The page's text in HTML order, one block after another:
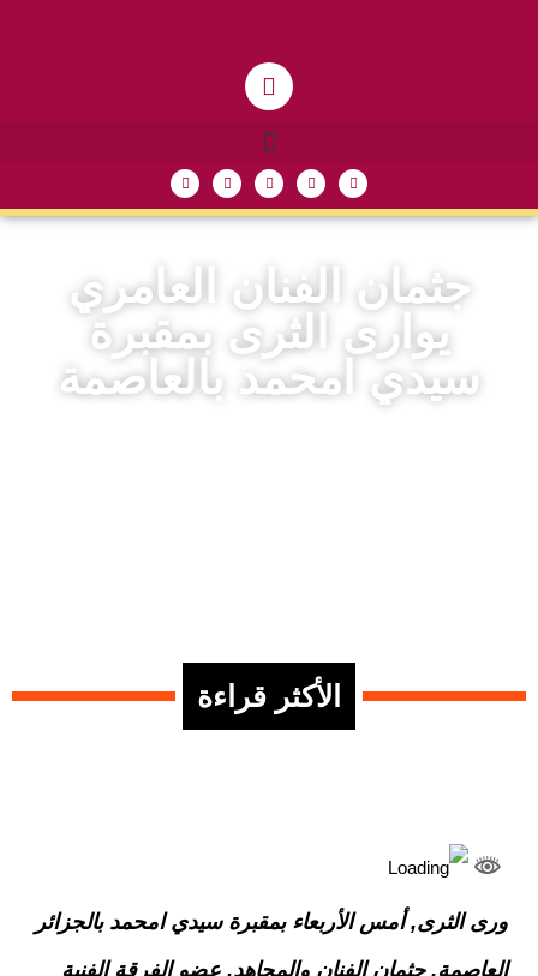
جثمان الفنان العامري
يوارى الثرى بمقبرة
سيدي امحمد بالعاصمة
الأكثر قراءة
ورى الثرى, أمس الأربعاء بمقبرة سيدي امحمد بالجزائر
العاصمة, جثمان الفنان والمجاهد, عضو الفرقة الفنية